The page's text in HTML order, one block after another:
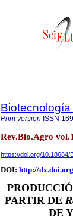
Biotecnología
Print version ISSN
Rev.Bio.Agro
https://doi.org/10.18684/
DOI: http://
PARTIR DE
DE